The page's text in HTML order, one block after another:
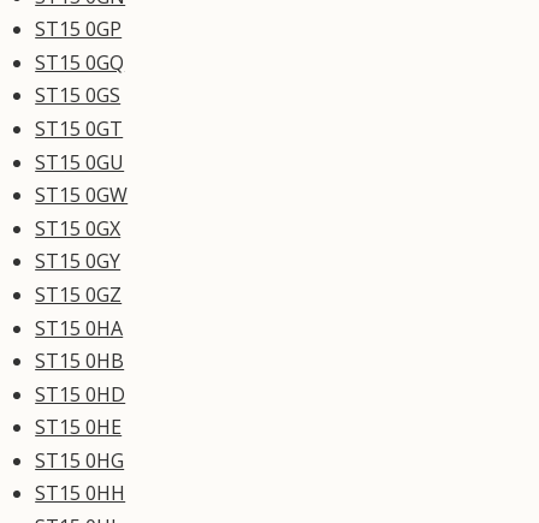
ST15 0GP
ST15 0GQ
ST15 0GS
ST15 0GT
ST15 0GU
ST15 0GW
ST15 0GX
ST15 0GY
ST15 0GZ
ST15 0HA
ST15 0HB
ST15 0HD
ST15 0HE
ST15 0HG
ST15 0HH